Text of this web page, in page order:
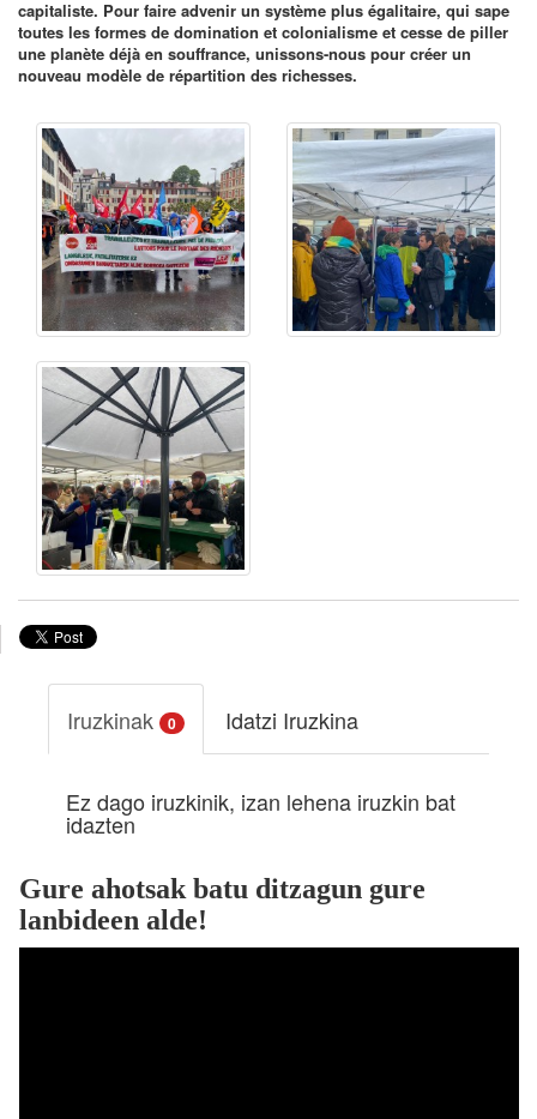
capitaliste. Pour faire advenir un système plus égalitaire, qui sape
toutes les formes de domination et colonialisme et cesse de piller
une planète déjà en souffrance, unissons-nous pour créer un
nouveau modèle de répartition des richesses.
Iruzkinak 0 Idatzi Iruzkina
Ez dago iruzkinik, izan lehena iruzkin bat
idazten
Gure ahotsak batu ditzagun gure
lanbideen alde!